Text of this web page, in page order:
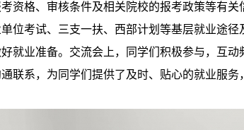
资格、审核条件及相关院校的报考政策等有关
位考试、三支一扶、西部计划等基层就业途
就业准备。交流会上，同学们积极参与，互
联系，为同学们提供了及时、贴心的就业服务